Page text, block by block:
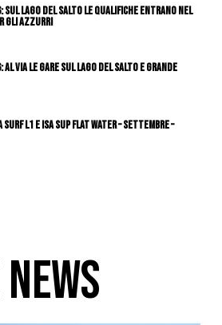
sul Lago del Salto le qualifiche entrano nel
gli azzurri
al via le gare sul Lago del Salto e grande
SURF L1 e ISA SUP Flat Water – SETTEMBRE –